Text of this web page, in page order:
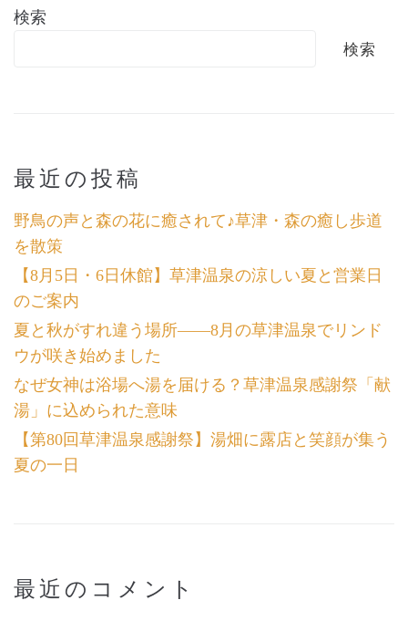
検索
検索
最近の投稿
野鳥の声と森の花に癒されて♪草津・森の癒し歩道
を散策
【8月5日・6日休館】草津温泉の涼しい夏と営業日
のご案内
夏と秋がすれ違う場所――8月の草津温泉でリンド
ウが咲き始めました
なぜ女神は浴場へ湯を届ける？草津温泉感謝祭「献
湯」に込められた意味
【第80回草津温泉感謝祭】湯畑に露店と笑顔が集う
夏の一日
最近のコメント